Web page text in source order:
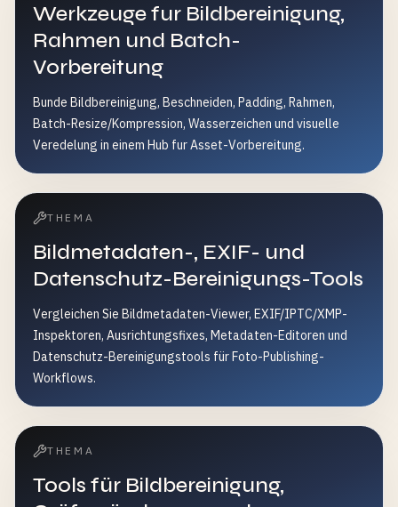
Werkzeuge fur Bildbereinigung,
Rahmen und Batch-
Vorbereitung
Bunde Bildbereinigung, Beschneiden, Padding, Rahmen,
Batch-Resize/Kompression, Wasserzeichen und visuelle
Veredelung in einem Hub fur Asset-Vorbereitung.
THEMA
Bildmetadaten-, EXIF- und
Datenschutz-Bereinigungs-Tools
Vergleichen Sie Bildmetadaten-Viewer, EXIF/IPTC/XMP-
Inspektoren, Ausrichtungsfixes, Metadaten-Editoren und
Datenschutz-Bereinigungstools für Foto-Publishing-
Workflows.
THEMA
Tools für Bildbereinigung,